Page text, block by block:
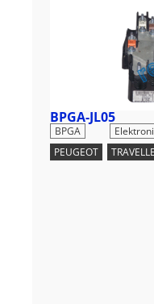
BPGA-JL05
BPGA
PEUGEOT